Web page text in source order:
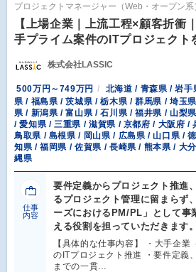
プロジェクトマネージャー（Web・オープン系
【上場企業｜上流工程×顧客折衝
手プライム案件のITプロジェクト
株式会社LASSIC
500万円～749万円
北海道 / 青森県 / 岩
県 / 福島県 / 茨城県 / 栃木県 / 群馬県 / 埼玉
県 / 新潟県 / 富山県 / 石川県 / 福井県 / 山梨
/ 愛知県 / 三重県 / 滋賀県 / 京都府 / 大阪府 /
鳥取県 / 島根県 / 岡山県 / 広島県 / 山口県 /
知県 / 福岡県 / 佐賀県 / 長崎県 / 熊本県 / 大
縄県
仕事
内容
要件定義からプロジェクト推進
るプロジェクト管理に留まらず
ーズにおけるPM/PL」として事
える役割を担っていただきます。
【具体的な仕事内容】 ・大手企業
のITプロジェクト推進 ・要件定義
までの一貫…